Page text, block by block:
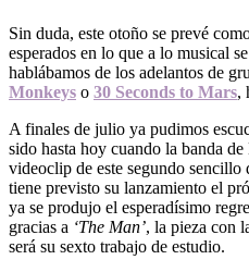
Sin duda, este otoño se prevé
esperados en lo que a lo musical
hablábamos de los adelantos de
Monkeys o 30 Seconds to Mars,
A finales de julio ya pudimos
sido hasta hoy cuando la banda
videoclip de este segundo sencillo
tiene previsto su lanzamiento el
ya se produjo el esperadísimo
gracias a ‘The Man’, la pieza con
será su sexto trabajo de estudio.